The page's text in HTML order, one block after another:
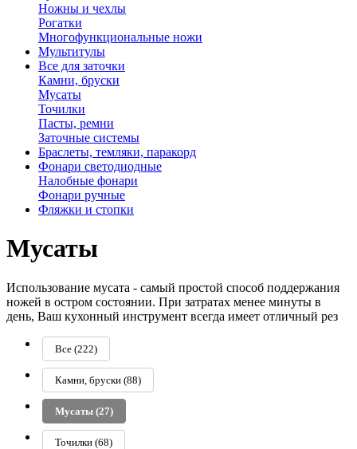
Ножны и чехлы
Рогатки
Многофункциональные ножи
Мультитулы
Все для заточки
Камни, бруски
Мусаты
Точилки
Пасты, ремни
Заточные системы
Браслеты, темляки, паракорд
Фонари светодиодные
Налобные фонари
Фонари ручные
Фляжки и стопки
Мусаты
Использование мусата - самый простой способ поддержания
ножей в остром состоянии. При затратах менее минуты в
день, Ваш кухонный инструмент всегда имеет отличный рез
Все (222)
Камни, бруски (88)
Мусаты (27)
Точилки (68)